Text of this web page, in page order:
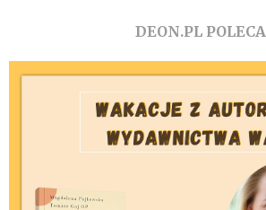
DEON.PL POLECA